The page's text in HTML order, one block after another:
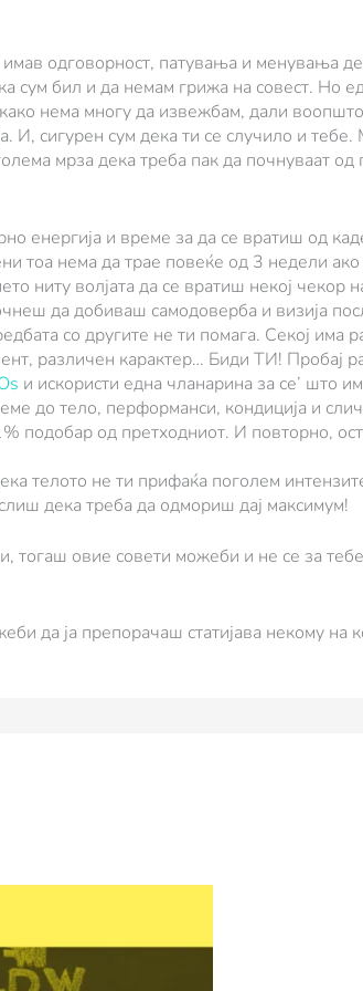
одговорност, патувања и менувања
бил и да немам грижа на совест. Но
нема многу да извежбам, дали
И, сигурен сум дека ти се случило и
мрза дека треба пак да почнуваат од
енергија и време за да се вратиш од
тоа нема да трае повеќе од 3 недели ако
ниту волјата да се вратиш некој чекор
да добиваш самодоверба и визија
со другите не ти помага. Секој има
различен карактер… Биди ТИ! Пробај
и искористи една чланарина за се’ што
до тело, перформанси, кондиција и
подобар од претходниот. И повторно,
телото не ти прифаќа поголем
дека треба да одмориш дај максимум!
овие совети можеби и не се за
да ја препорачаш статијава некому на